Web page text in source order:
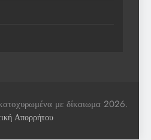
με δίκαιωμα 2026.
Απορρήτου